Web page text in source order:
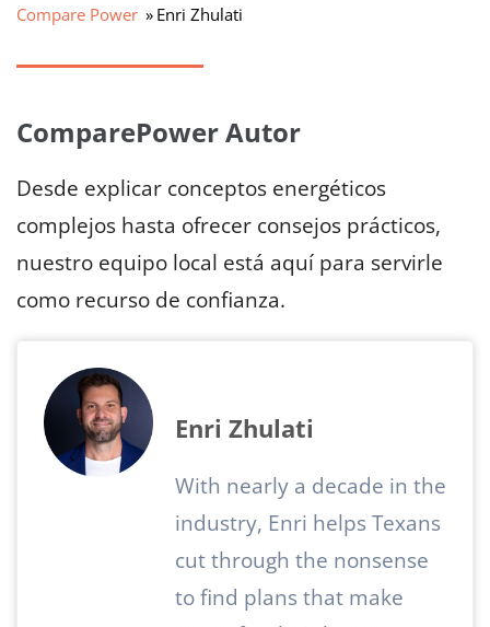
Compare Power Enri Zhulati
ComparePower Autor
Desde explicar conceptos energéticos
complejos hasta ofrecer consejos prácticos,
nuestro equipo local está aquí para servirle
como recurso de confianza.
Enri Zhulati
With nearly a decade in the
industry, Enri helps Texans
cut through the nonsense
to find plans that make